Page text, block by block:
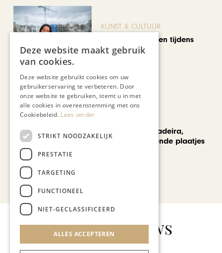
KUNST & CULTUUR
Wereldse beelden tijdens
Cultura Nova
Een week op Madeira,
voorbij de bekende plaatjes
Bekijk alle artikelen
Gerelateerd nieuws
Deze website maakt gebruik
van cookies.
Deze website gebruikt cookies om uw
gebruikerservaring te verbeteren. Door
onze website te gebruiken, stemt u in met
alle cookies in overeenstemming met ons
Cookiebeleid. Lees verder
STRIKT NOODZAKELIJK
PRESTATIE
TARGETING
FUNCTIONEEL
NIET-GECLASSIFICEERD
ALLES ACCEPTEREN